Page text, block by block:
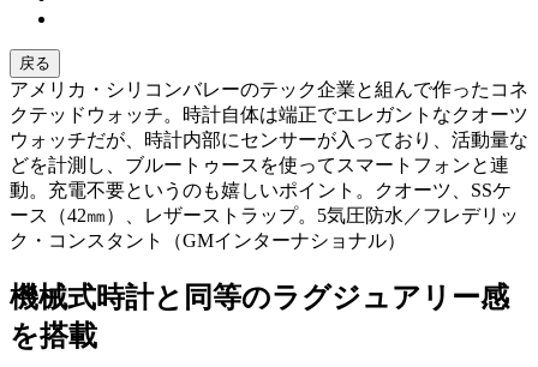
戻る
アメリカ・シリコンバレーのテック企業と組んで作ったコネ
クテッドウォッチ。時計自体は端正でエレガントなクオーツ
ウォッチだが、時計内部にセンサーが入っており、活動量な
どを計測し、ブルートゥースを使ってスマートフォンと連
動。充電不要というのも嬉しいポイント。クオーツ、SSケ
ース（42㎜）、レザーストラップ。5気圧防水／フレデリッ
ク・コンスタント（GMインターナショナル）
機械式時計と同等のラグジュアリー感
を搭載